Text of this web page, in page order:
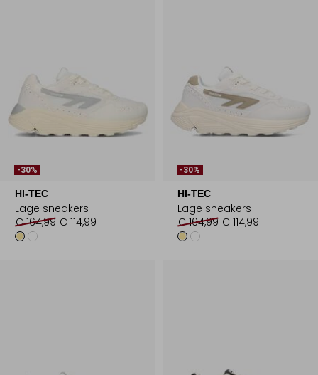
-30%
HI-TEC
Lage sneakers
€ 164,99 € 114,99
-30%
HI-TEC
Lage sneakers
€ 164,99 € 114,99